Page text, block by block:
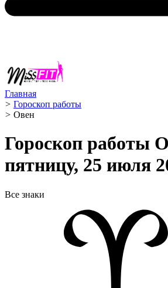
Главная
> Гороскоп работы
> Овен ️
Гороскоп работы
пятницу, 25 июля
Все знаки